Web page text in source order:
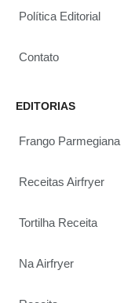
Política Editorial
Contato
EDITORIAS
Frango Parmegiana
Receitas Airfryer
Tortilha Receita
Na Airfryer